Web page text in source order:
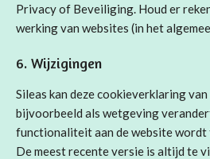
Privacy of Beveiliging. Houd er
werking van websites (in het
6. Wijzigingen
Sileas kan deze cookieverklaring
bijvoorbeeld als wetgeving
functionaliteit aan de website wordt
De meest recente versie is altijd te